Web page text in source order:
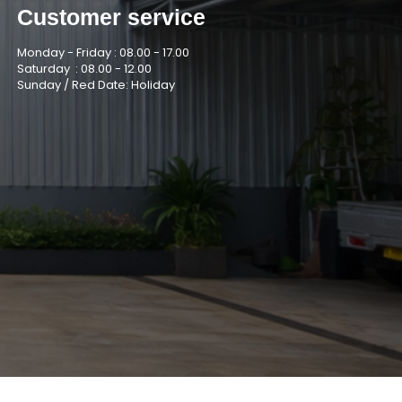
Customer service
Monday - Friday : 08.00 - 17.00
Saturday : 08.00 - 12.00
Sunday / Red Date: Holiday